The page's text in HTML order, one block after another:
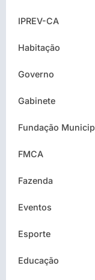
IPREV-CA
Habitação
Governo
Gabinete
Fundação
FMCA
Fazenda
Eventos
Esporte
Educação